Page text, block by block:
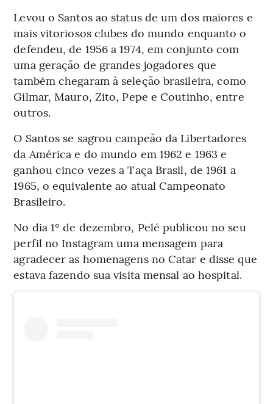
Levou o Santos ao status de um dos maiores e
mais vitoriosos clubes do mundo enquanto o
defendeu, de 1956 a 1974, em conjunto com
uma geração de grandes jogadores que
também chegaram à seleção brasileira, como
Gilmar, Mauro, Zito, Pepe e Coutinho, entre
outros.
O Santos se sagrou campeão da Libertadores
da América e do mundo em 1962 e 1963 e
ganhou cinco vezes a Taça Brasil, de 1961 a
1965, o equivalente ao atual Campeonato
Brasileiro.
No dia 1º de dezembro, Pelé publicou no seu
perfil no Instagram uma mensagem para
agradecer as homenagens no Catar e disse que
estava fazendo sua visita mensal ao hospital.